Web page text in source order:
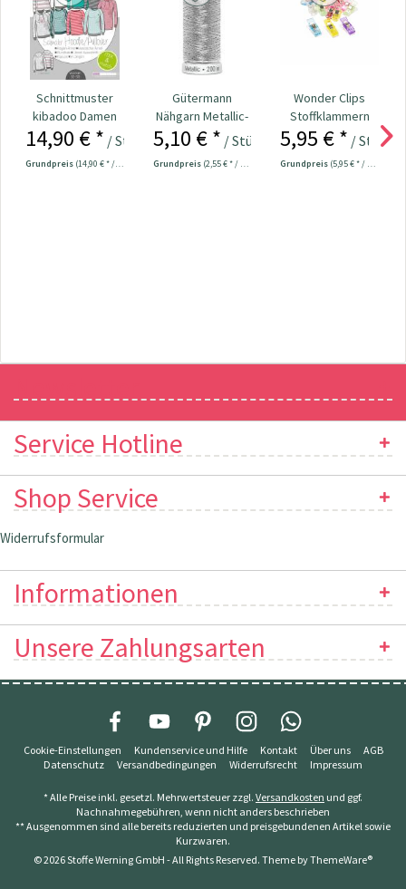
Schnittmuster
kibadoo Damen
Mix&Match
schmale...
14,90 € * / Stück
Grundpreis (14,90 € * / 1 Stück)
Gütermann
Nähgarn Metallic-
Effektfaden 200
5,10 € * / Stück
Grundpreis (2,55 € * / 100 Meter)
Wonder Clips
Stoffklammern
klein - 20 Stück
5,95 € * / Stück
Grundpreis (5,95 € * / 1 Stück)
Service Hotline
Shop Service
Widerrufsformular
Informationen
Unsere Zahlungsarten
Cookie-Einstellungen Kundenservice und Hilfe Kontakt Über uns
AGB
Datenschutz
Versandbedingungen Widerrufsrecht Impressum
* Alle Preise inkl. gesetzl. Mehrwertsteuer zzgl. Versandkosten und ggf.
Nachnahmegebühren, wenn nicht anders beschrieben
** Ausgenommen sind alle bereits reduzierten und preisgebundenen Artikel sowie
Kurzwaren.
© 2026 Stoffe Werning GmbH - All Rights Reserved. Theme byThemeWare®